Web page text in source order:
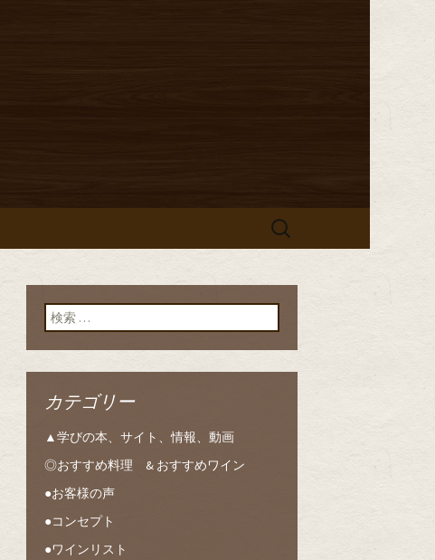
イタリア食
ブログ
検
検索:
カテゴリー
▲学びの本、サイト、情報、動画
◎おすすめ料理 & おすすめワイン
●お客様の声
●コンセプト
●ワインリスト